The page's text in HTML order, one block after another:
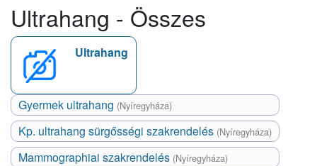
Ultrahang - Összes
Ultrahang
Gyermek ultrahang (Nyíregyháza)
Kp. ultrahang sürgősségi szakrendelés (Nyíregyháza)
Mammographiai szakrendelés (Nyíregyháza)